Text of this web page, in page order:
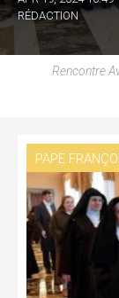
RÉDACTION
Rencontre
PAPE